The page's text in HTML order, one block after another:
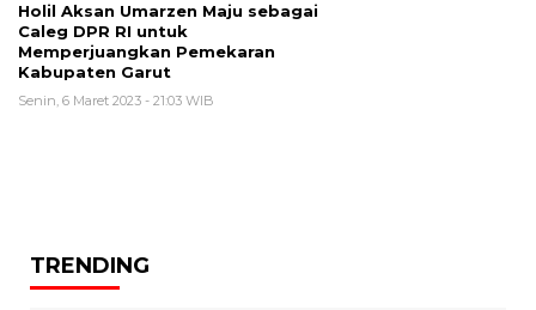
Holil Aksan Umarzen Maju sebagai
Caleg DPR RI untuk
Memperjuangkan Pemekaran
Kabupaten Garut
Senin, 6 Maret 2023 - 21:03 WIB
TRENDING